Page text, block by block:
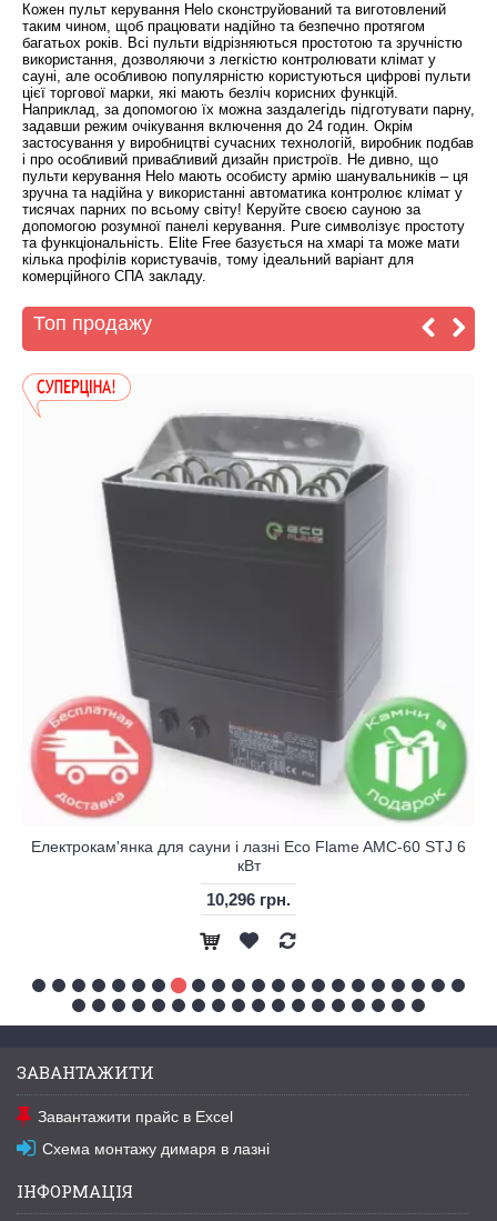
Кожен пульт керування Helo сконструйований та виготовлений
таким чином, щоб працювати надійно та безпечно протягом
багатьох років. Всі пульти відрізняються простотою та зручністю
використання, дозволяючи з легкістю контролювати клімат у
сауні, але особливою популярністю користуються цифрові пульти
цієї торгової марки, які мають безліч корисних функцій.
Наприклад, за допомогою їх можна заздалегідь підготувати парну,
задавши режим очікування включення до 24 годин. Окрім
застосування у виробництві сучасних технологій, виробник подбав
і про особливий привабливий дизайн пристроїв. Не дивно, що
пульти керування Helo мають особисту армію шанувальників – ця
зручна та надійна у використанні автоматика контролює клімат у
тисячах парних по всьому світу! Керуйте своєю сауною за
допомогою розумної панелі керування. Pure символізує простоту
та функціональність. Elite Free базується на хмарі та може мати
кілька профілів користувачів, тому ідеальний варіант для
комерційного СПА закладу.
Топ продажу
Електрокам'янка для сауни і лазні Eco Flame AMC-60 STJ 6
кВт
10,296 грн.
ЗАВАНТАЖИТИ
Завантажити прайс в Excel
Схема монтажу димаря в лазні
ІНФОРМАЦІЯ